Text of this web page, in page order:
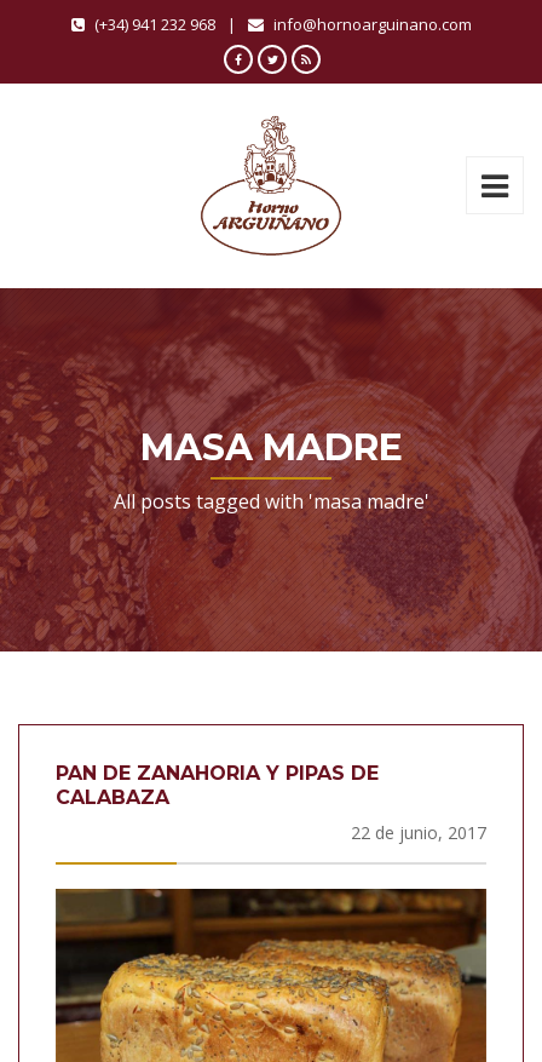
(+34) 941 232 968 | info@hornoarguinano.com
MASA MADRE
All posts tagged with 'masa madre'
PAN DE ZANAHORIA Y PIPAS DE
CALABAZA
22 de junio, 2017